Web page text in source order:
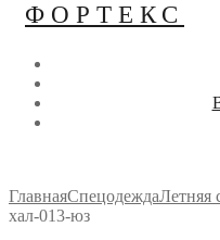
ФОРТЕКС
ГлавнаяСпецодеждаЛетняя
хал-013-юз